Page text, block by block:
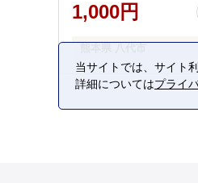
1,000円
当サイトでは、サイト
詳細についてはプライ